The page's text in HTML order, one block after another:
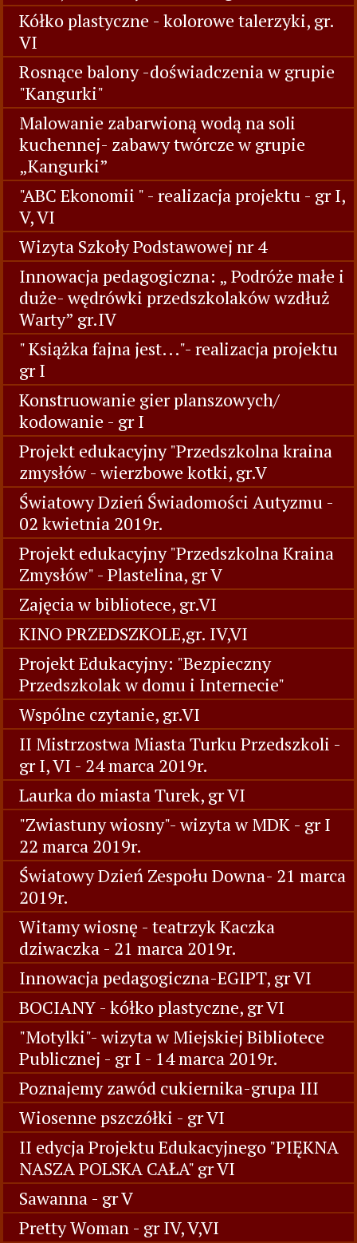
Kółko plastyczne - kolorowe talerzyki, gr.
VI
Rosnące balony -doświadczenia w grupie
"Kangurki"
Malowanie zabarwioną wodą na soli
kuchennej- zabawy twórcze w grupie
„Kangurki”
"ABC Ekonomii " - realizacja projektu - gr I,
V, VI
Wizyta Szkoły Podstawowej nr 4
Innowacja pedagogiczna: „ Podróże małe i
duże- wędrówki przedszkolaków wzdłuż
Warty” gr.IV
" Książka fajna jest..."- realizacja projektu
gr I
Konstruowanie gier planszowych/
kodowanie - gr I
Projekt edukacyjny "Przedszkolna kraina
zmysłów - wierzbowe kotki, gr.V
Światowy Dzień Świadomości Autyzmu -
02 kwietnia 2019r.
Projekt edukacyjny "Przedszkolna Kraina
Zmysłów" - Plastelina, gr V
Zajęcia w bibliotece, gr.VI
KINO PRZEDSZKOLE,gr. IV,VI
Projekt Edukacyjny: "Bezpieczny
Przedszkolak w domu i Internecie"
Wspólne czytanie, gr.VI
II Mistrzostwa Miasta Turku Przedszkoli -
gr I, VI - 24 marca 2019r.
Laurka do miasta Turek, gr VI
"Zwiastuny wiosny"- wizyta w MDK - gr I
22 marca 2019r.
Światowy Dzień Zespołu Downa- 21 marca
2019r.
Witamy wiosnę - teatrzyk Kaczka
dziwaczka - 21 marca 2019r.
Innowacja pedagogiczna-EGIPT, gr VI
BOCIANY - kółko plastyczne, gr VI
"Motylki"- wizyta w Miejskiej Bibliotece
Publicznej - gr I - 14 marca 2019r.
Poznajemy zawód cukiernika-grupa III
Wiosenne pszczółki - gr VI
II edycja Projektu Edukacyjnego "PIĘKNA
NASZA POLSKA CAŁA" gr VI
Sawanna - gr V
Pretty Woman - gr IV, V,VI